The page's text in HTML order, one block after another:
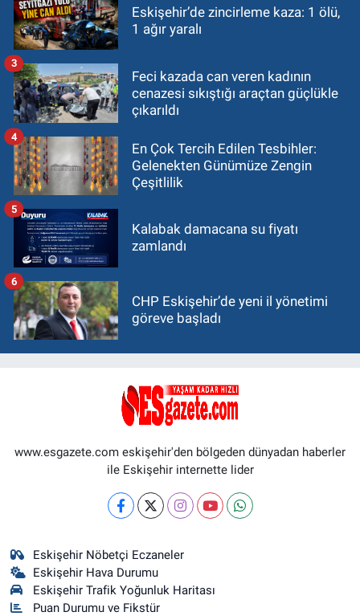
Eskişehir’de zincirleme kaza: 1 ölü,
1 ağır yaralı
Feci kazada can veren kadının
cenazesi sıkıştığı araçtan güçlükle
çıkarıldı
3
En Çok Tercih Edilen Tesbihler:
Gelenekten Günümüze Zengin
Çeşitlilik
4
Kalabak damacana su fiyatı
zamlandı
5
CHP Eskişehir’de yeni il yönetimi
göreve başladı
6
www.esgazete.com eskişehir'den bölgeden dünyadan haberler
ile Eskişehir internette lider
Eskişehir Nöbetçi Eczaneler
Eskişehir Hava Durumu
Eskişehir Trafik Yoğunluk Haritası
Puan Durumu ve Fikstür